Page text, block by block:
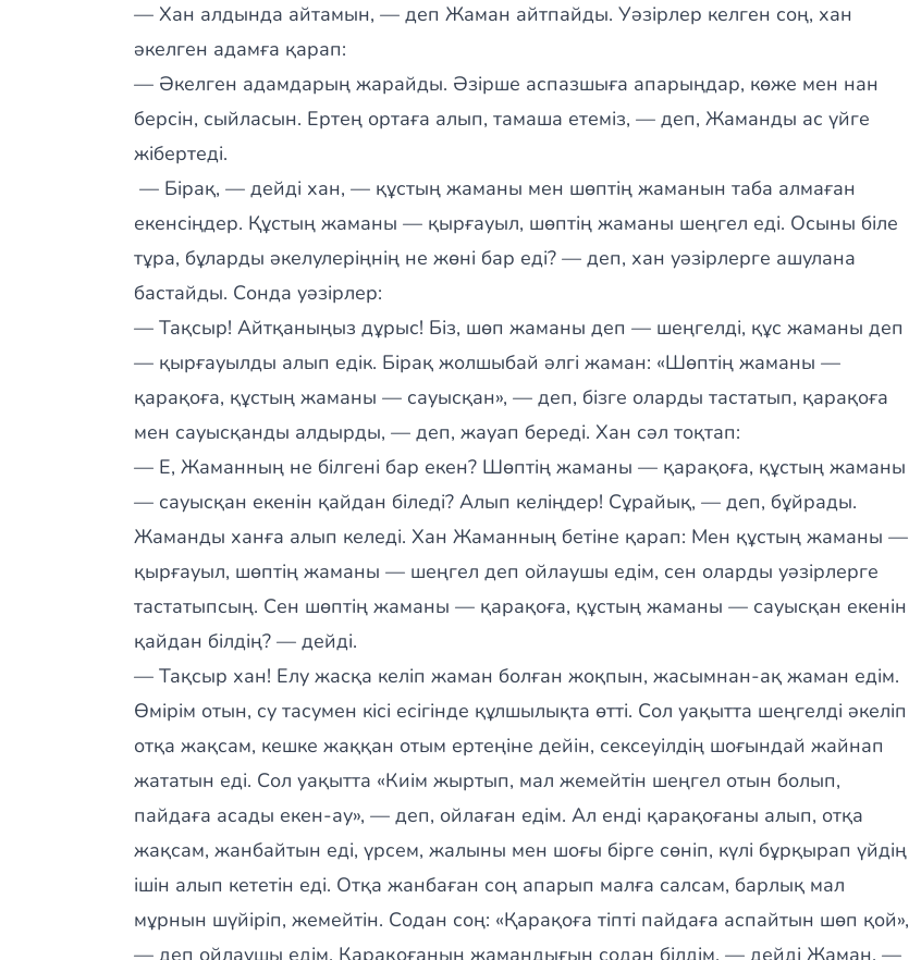
— Хан алдында айтамын, — деп Жаман айтпайды. Уәзірлер келген соң, хан
әкелген адамға қарап:
— Әкелген адамдарың жарайды. Әзірше аспазшыға апарыңдар, көже мен нан
берсін, сыйласын. Ертең ортаға алып, тамаша етеміз, — деп, Жаманды ас үйге
жібертеді.
— Бірақ, — дейді хан, — құстың жаманы мен шөптің жаманын таба алмаған
екенсіңдер. Құстың жаманы — қырғауыл, шөптің жаманы шеңгел еді. Осыны біле
тұра, бұларды әкелулеріңнің не жөні бар еді? — деп, хан уәзірлерге ашулана
бастайды. Сонда уәзірлер:
— Тақсыр! Айтқаныңыз дұрыс! Біз, шөп жаманы деп — шеңгелді, құс жаманы деп
— қырғауылды алып едік. Бірақ жолшыбай әлгі жаман: «Шөптің жаманы —
қарақоға, құстың жаманы — сауысқан», — деп, бізге оларды тастатып, қарақоға
мен сауысқанды алдырды, — деп, жауап береді. Хан сәл тоқтап:
— Е, Жаманның не білгені бар екен? Шөптің жаманы — қарақоға, құстың жаманы
— сауысқан екенін қайдан біледі? Алып келіңдер! Сұрайық, — деп, бұйрады.
Жаманды ханға алып келеді. Хан Жаманның бетіне қарап: Мен құстың жаманы —
қырғауыл, шөптің жаманы — шеңгел деп ойлаушы едім, сен оларды уәзірлерге
тастатыпсың. Сен шөптің жаманы — қарақоға, құстың жаманы — сауысқан екенін
қайдан білдің? — дейді.
— Тақсыр хан! Елу жасқа келіп жаман болған жоқпын, жасымнан-ақ жаман едім.
Өмірім отын, су тасумен кісі есігінде құлшылықта өтті. Сол уақытта шеңгелді әкеліп
отқа жақсам, кешке жаққан отым ертеңіне дейін, сексеуілдің шоғындай жайнап
жататын еді. Сол уақытта «Киім жыртып, мал жемейтін шеңгел отын болып,
пайдаға асады екен-ау», — деп, ойлаған едім. Ал енді қарақоғаны алып, отқа
жақсам, жанбайтын еді, үрсем, жалыны мен шоғы бірге сөніп, күлі бұрқырап үйдің
ішін алып кететін еді. Отқа жанбаған соң апарып малға салсам, барлық мал
мұрнын шүйіріп, жемейтін. Содан соң: «Қарақоға тіпті пайдаға аспайтын шөп қой»,
— деп ойлаушы едім. Қарақоғаның жамандығын содан білдім, — дейді Жаман. —